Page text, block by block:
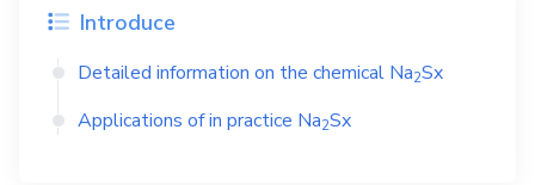
Introduce
Detailed information on the chemical Na2Sx
Applications of in practice Na2Sx